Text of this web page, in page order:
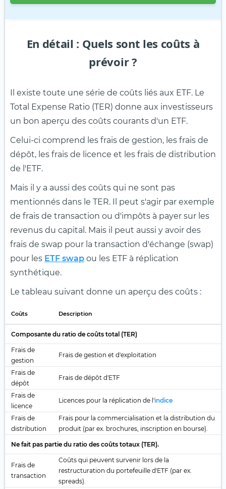
En détail : Quels sont les coûts à
prévoir ?
Il existe toute une série de coûts liés aux ETF. Le
Total Expense Ratio (TER) donne aux investisseurs
un bon aperçu des coûts courants d'un ETF.
Celui-ci comprend les frais de gestion, les frais de
dépôt, les frais de licence et les frais de distribution
de l'ETF.
Mais il y a aussi des coûts qui ne sont pas
mentionnés dans le TER. Il peut s'agir par exemple
de frais de transaction ou d'impôts à payer sur les
revenus du capital. Mais il peut aussi y avoir des
frais de swap pour la transaction d'échange (swap)
pour les ETF swap ou les ETF à réplication
synthétique.
Le tableau suivant donne un aperçu des coûts :
Coûts Description
Composante du ratio de coûts total (TER)
Frais de
gestion
Frais de gestion et d'exploitation
Frais de
dépôt
Frais de dépôt d'ETF
Frais de
licence
Licences pour la réplication de l'indice
Frais de
distribution
Frais pour la commercialisation et la distribution du
produit (par ex. brochures, inscription en bourse).
Ne fait pas partie du ratio des coûts totaux (TER).
Frais de
transaction
Coûts qui peuvent survenir lors de la
restructuration du portefeuille d'ETF (par ex.
spreads).